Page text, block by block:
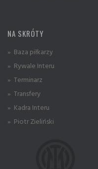
NA SKRÓTY
» Baza piłkarzy
» Rywale Interu
» Terminarz
» Transfery
» Kadra Interu
» Piotr Zieliński